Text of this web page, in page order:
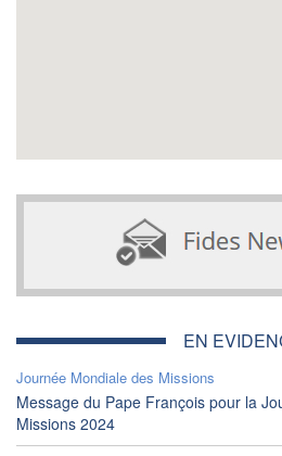
EN
Journée Mondiale des Missions
Message du Pape François pour la
Missions 2024